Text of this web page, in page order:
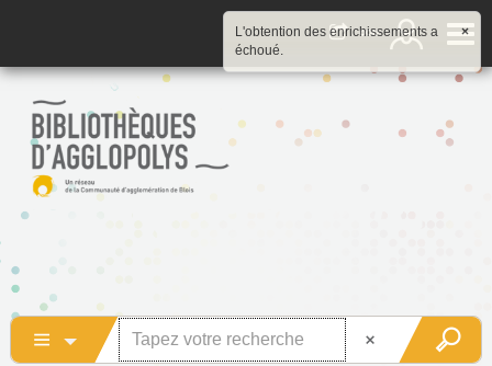
×
L'obtention des enrichissements a
échoué.